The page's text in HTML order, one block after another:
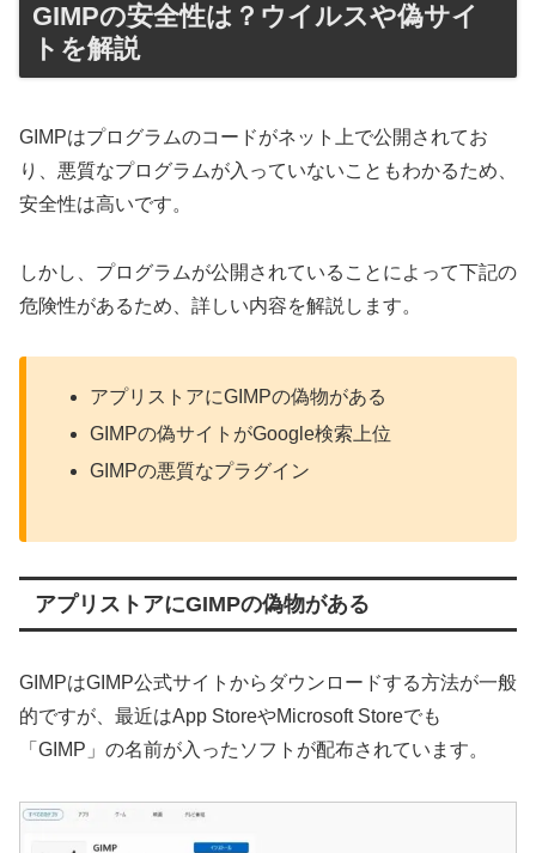
GIMPの安全性は？ウイルスや偽サイ
トを解説
GIMPはプログラムのコードがネット上で公開されてお
り、悪質なプログラムが入っていないこともわかるため、
安全性は高いです。
しかし、プログラムが公開されていることによって下記の
危険性があるため、詳しい内容を解説します。
アプリストアにGIMPの偽物がある
GIMPの偽サイトがGoogle検索上位
GIMPの悪質なプラグイン
アプリストアにGIMPの偽物がある
GIMPはGIMP公式サイトからダウンロードする方法が一般
的ですが、最近はApp StoreやMicrosoft Storeでも
「GIMP」の名前が入ったソフトが配布されています。